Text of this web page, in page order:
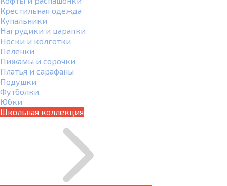
Крестильная одежда
Купальники
Нагрудики и царапки
Носки и колготки
Пеленки
Пижамы и сорочки
Платья и сарафаны
Подушки
Футболки
Юбки
Школьная коллекция